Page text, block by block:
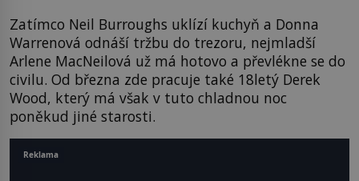
Zatímco Neil Burroughs uklízí kuchyň a Donna
Warrenová odnáší tržbu do trezoru, nejmladší
Arlene MacNeilová už má hotovo a převlékne se do
civilu. Od března zde pracuje také 18letý Derek
Wood, který má však v tuto chladnou noc
poněkud jiné starosti.
Reklama